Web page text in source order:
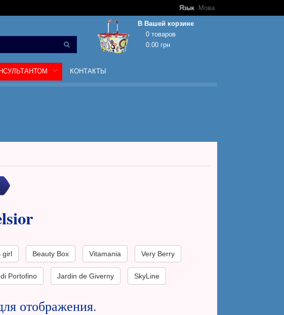
Язык Мова
В Вашей корзине
0 товаров
0.00 грн
Корзина покупок пуста!
КОНТАКТЫ
girl Beauty Box Vitamania Very Berry
Portofino Jardin de Giverny SkyLine
отображения.